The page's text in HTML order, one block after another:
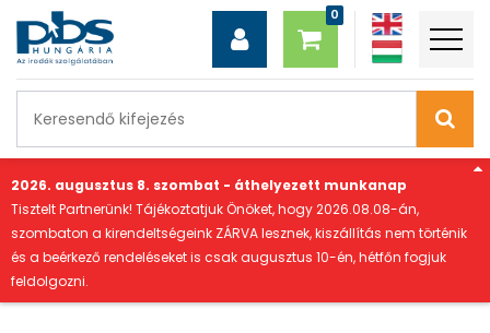
2026. augusztus 8. szombat - áthelyezett munkanap
Tisztelt Partnerünk! Tájékoztatjuk Önöket, hogy 2026.08.08-án,
szombaton a kirendeltségeink ZÁRVA lesznek, kiszállítás nem történik
és a beérkező rendeléseket is csak augusztus 10-én, hétfőn fogjuk
feldolgozni.